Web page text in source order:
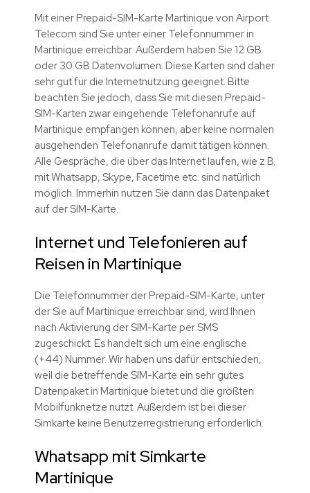
Mit einer Prepaid-SIM-Karte Martinique von Airport
Telecom sind Sie unter einer Telefonnummer in
Martinique erreichbar. Außerdem haben Sie 12 GB
oder 30 GB Datenvolumen. Diese Karten sind daher
sehr gut für die Internetnutzung geeignet. Bitte
beachten Sie jedoch, dass Sie mit diesen Prepaid-
SIM-Karten zwar eingehende Telefonanrufe auf
Martinique empfangen können, aber keine normalen
ausgehenden Telefonanrufe damit tätigen können.
Alle Gespräche, die über das Internet laufen, wie z.B.
mit Whatsapp, Skype, Facetime etc. sind natürlich
möglich. Immerhin nutzen Sie dann das Datenpaket
auf der SIM-Karte.
Internet und Telefonieren auf
Reisen in Martinique
Die Telefonnummer der Prepaid-SIM-Karte, unter
der Sie auf Martinique erreichbar sind, wird Ihnen
nach Aktivierung der SIM-Karte per SMS
zugeschickt. Es handelt sich um eine englische
(+44) Nummer. Wir haben uns dafür entschieden,
weil die betreffende SIM-Karte ein sehr gutes
Datenpaket in Martinique bietet und die größten
Mobilfunknetze nutzt. Außerdem ist bei dieser
Simkarte keine Benutzerregistrierung erforderlich.
Whatsapp mit Simkarte
Martinique